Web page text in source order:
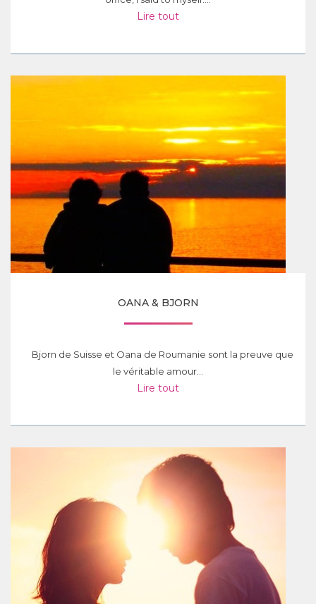
Lire tout
OANA & BJORN
Bjorn de Suisse et Oana de Roumanie sont la preuve que
le véritable amour...
Lire tout